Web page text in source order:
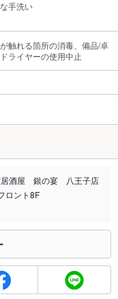
手洗い
触れる箇所の消毒、備品/卓
ライヤーの使用中止
す)
居酒屋 銀の宴 八王子店
ロント8F